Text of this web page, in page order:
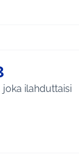
joka ilahduttaisi